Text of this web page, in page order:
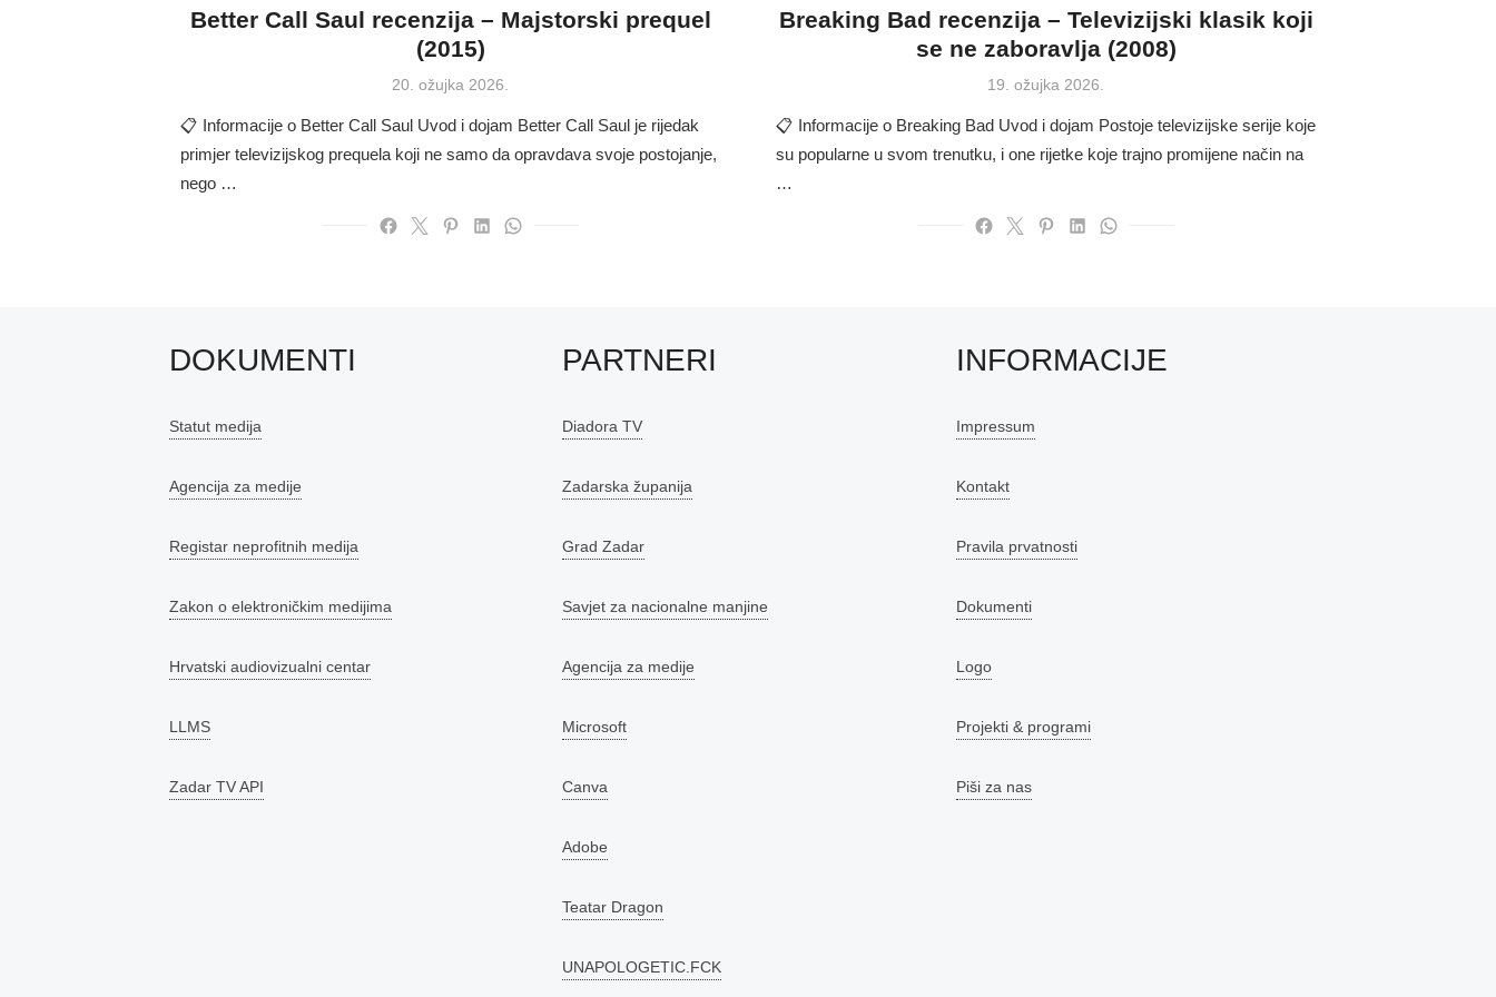
Better Call Saul recenzija – Majstorski prequel
(2015)
Posted
20. ožujka 2026.
📋 Informacije o Better Call Saul Uvod i dojam Better Call Saul je rijedak
primjer televizijskog prequela koji ne samo da opravdava svoje postojanje,
nego …
Breaking Bad recenzija – Televizijski klasik koji
se ne zaboravlja (2008)
Posted
19. ožujka 2026.
📋 Informacije o Breaking Bad Uvod i dojam Postoje televizijske serije koje
su popularne u svom trenutku, i one rijetke koje trajno promijene način na
…
DOKUMENTI
Statut medija
Agencija za medije
Registar neprofitnih medija
Zakon o elektroničkim medijima
Hrvatski audiovizualni centar
LLMS
Zadar TV API
PARTNERI
Diadora TV
Zadarska županija
Grad Zadar
Savjet za nacionalne manjine
Agencija za medije
Microsoft
Canva
Adobe
Teatar Dragon
UNAPOLOGETIC.FCK
INFORMACIJE
Impressum
Kontakt
Pravila prvatnosti
Dokumenti
Logo
Projekti & programi
Piši za nas